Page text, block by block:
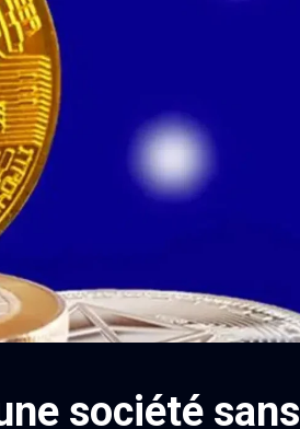
société sans